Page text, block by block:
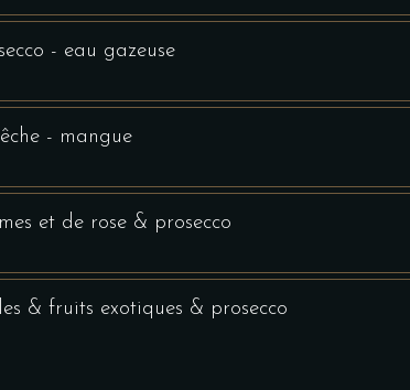
- eau gazeuse
- mangue
et de rose & prosecco
& fruits exotiques & prosecco